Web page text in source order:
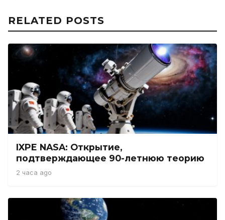
RELATED POSTS
IXPE NASA: Открытие,
подтверждающее 90-летнюю теорию
2 часа ago